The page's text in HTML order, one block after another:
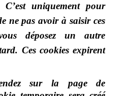
C’est uniquement pour
ne pas avoir à saisir ces
déposez un autre
Ces cookies expirent
sur la page de